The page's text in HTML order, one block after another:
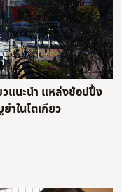
แนะนำ แหล่งช้อปปิ้ง
าในโตเกียว